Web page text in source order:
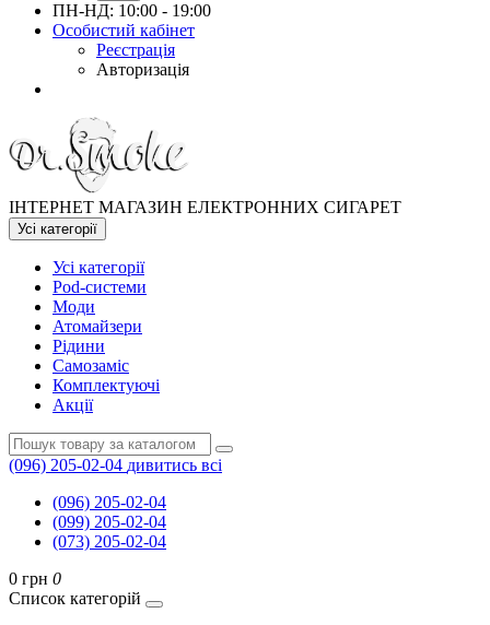
ПН-НД: 10:00 - 19:00
Особистий кабінет
Реєстрація
Авторизація
ІНТЕРНЕТ МАГАЗИН ЕЛЕКТРОННИХ СИГАРЕТ
Усі категорії
Усі категорії
Pod-системи
Моди
Атомайзери
Рідини
Самозаміс
Комплектуючі
Акції
(096) 205-02-04 дивитись всі
(096) 205-02-04
(099) 205-02-04
(073) 205-02-04
0 грн 0
Список категорій